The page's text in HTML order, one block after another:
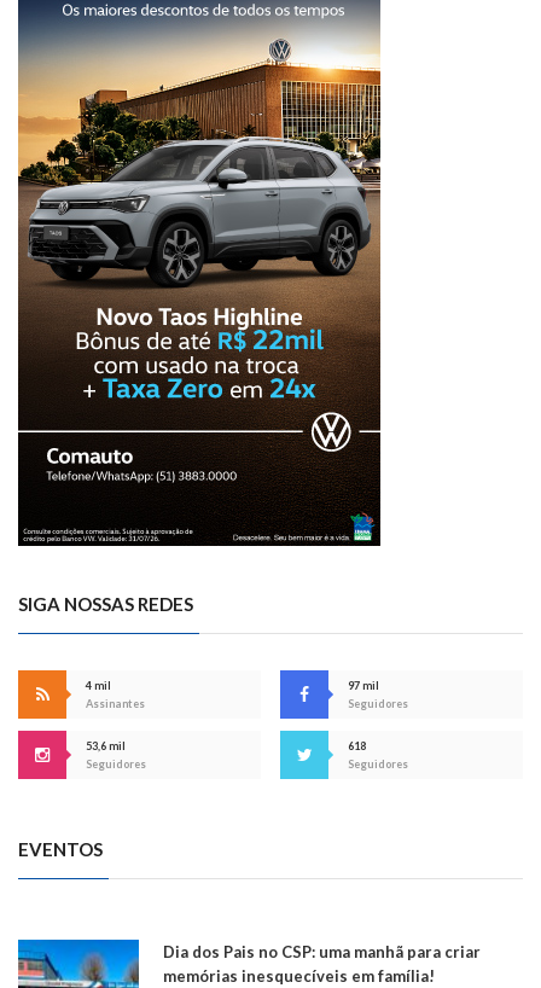
SIGA NOSSAS REDES
4 mil
Assinantes
97 mil
Seguidores
53,6 mil
Seguidores
618
Seguidores
EVENTOS
Dia dos Pais no CSP: uma manhã para criar
memórias inesquecíveis em família!